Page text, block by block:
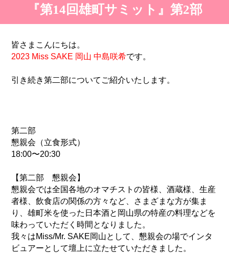
『第14回雄町サミット』第2部
皆さまこんにちは。
2023 Miss SAKE 岡山 中島咲希です。
引き続き第二部についてご紹介いたします。
第二部
懇親会（立食形式）
18:00〜20:30
【第二部 懇親会】
懇親会では全国各地のオマチストの皆様、酒蔵様、生産
者様、飲食店の関係の方々など、さまざまな方が集ま
り、雄町米を使った日本酒と岡山県の特産の料理などを
味わっていただく時間となりました。
我々はMiss/Mr. SAKE岡山として、懇親会の場でインタ
ビュアーとして壇上に立たせていただきました。